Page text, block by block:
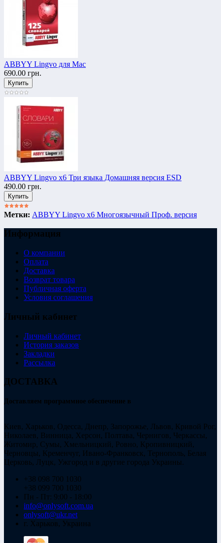
ABBYY Lingvo для Mac
690.00 грн.
ABBYY Lingvo x6 Три языка Домашняя версия ESD
490.00 грн.
Метки: ABBYY Lingvo x6 Многоязычный Проф. версия
Информация
О компании
Оплата
Доставка
Возврат товара
Публичная оферта
Условия соглашения
Личный кабинет
Личный кабинет
История заказов
Закладки
Рассылка
ДОСТАВКА
Доставляем программное обеспечение в
Киев, Харьков, Одесса, Днепр, Запорожье, Львов, Кривой Рог,
Николаев, Винница, Херсон, Полтава, Чернигов, Черкассы,
Житомир, Сумы, Хмельницкий, Ровно, Кропивницкий,
Черновцы, Кременчуг, Ивано-Франковск, Тернополь, Белая
Церковь, Луцк, Ужгород и в другие города Украины.
+38 098 700 1030
+38 099 700 1030
Пн - Пт: 9:00 - 18:00
info@onlysoft.com.ua
onlysoft@ukr.net
г. Харьков, Украина